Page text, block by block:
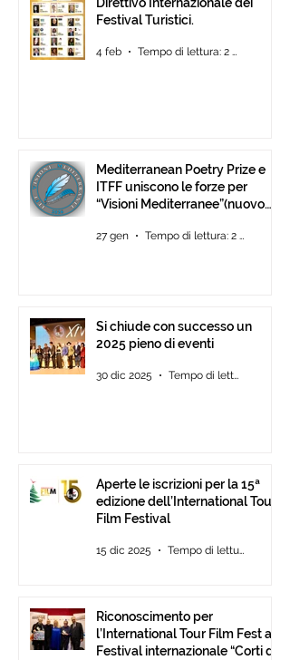
Festival Turistici.
4 feb Tempo di lettura: 2 min
Mediterranean Poetry Prize e
ITFF uniscono le forze per
“Visioni Mediterranee”(nuovo
27 gen Tempo di lettura: 2 min
Si chiude con successo un
2025 pieno di eventi
30 dic 2025 Tempo di lettura: 2 min
Aperte le iscrizioni per la 15ª
edizione dell’International Tour
Film Festival
15 dic 2025 Tempo di lettura: 2 min
Riconoscimento per
l’International Tour Film Fest al
Festival internazionale “Corti da